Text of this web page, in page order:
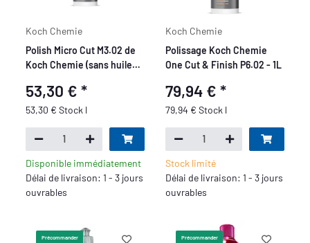
Koch Chemie
Polish Micro Cut M3.02 de
Koch Chemie (sans huile
53,30 €*
53,30 € Stock l
Disponible immédiatement
Délai de livraison: 1 - 3 jours
ouvrables
Koch Chemie
Polissage Koch Chemie
One Cut & Finish P6.02 - 1L
79,94 € *
79,94 € Stock l
Stock limité
Délai de livraison: 1 - 3 jours
ouvrables
Précommander Précommander